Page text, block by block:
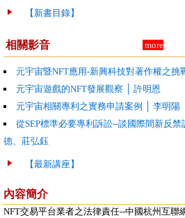
【新書目錄】
相關影音 more
元宇宙暨NFT應用-新興科技對著作權之挑
元宇宙遊戲的NFT發展觀察 │ 許明恩
元宇宙相關專利之實務申請案例 │ 李明陽
從SEP標準必要專利訴訟--談國際間新反
德、莊弘鈺
【最新講座】
內容簡介
NFT交易平台業者之法律責任--中國杭州互聯